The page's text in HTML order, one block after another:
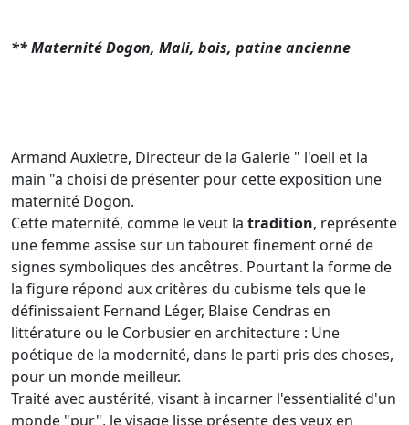
** Maternité Dogon, Mali, bois, patine ancienne
Armand Auxietre, Directeur de la Galerie " l'oeil et la
main "a choisi de présenter pour cette exposition une
maternité Dogon.
Cette maternité, comme le veut la tradition, représente
une femme assise sur un tabouret finement orné de
signes symboliques des ancêtres. Pourtant la forme de
la figure répond aux critères du cubisme tels que le
définissaient Fernand Léger, Blaise Cendras en
littérature ou le Corbusier en architecture : Une
poétique de la modernité, dans le parti pris des choses,
pour un monde meilleur.
Traité avec austérité, visant à incarner l'essentialité d'un
monde "pur", le visage lisse présente des yeux en